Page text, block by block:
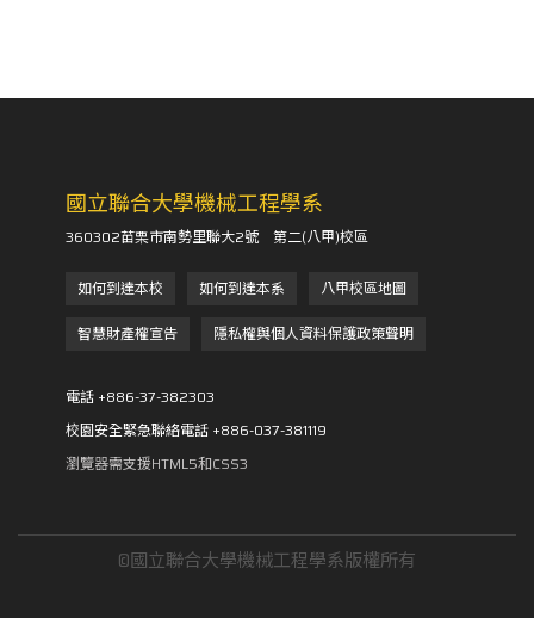
國立聯合大學機械工程學系
360302苗栗市南勢里聯大2號 第二(八甲)校區
如何到達本校 如何到達本系
八甲校區地圖
智慧財產權宣告
隱私權與個人資料保護政策聲明
電話 +886-37-382303
校園安全緊急聯絡電話 +886-037-381119
瀏覽器需支援HTML5和CSS3
©國立聯合大學機械工程學系版權所有